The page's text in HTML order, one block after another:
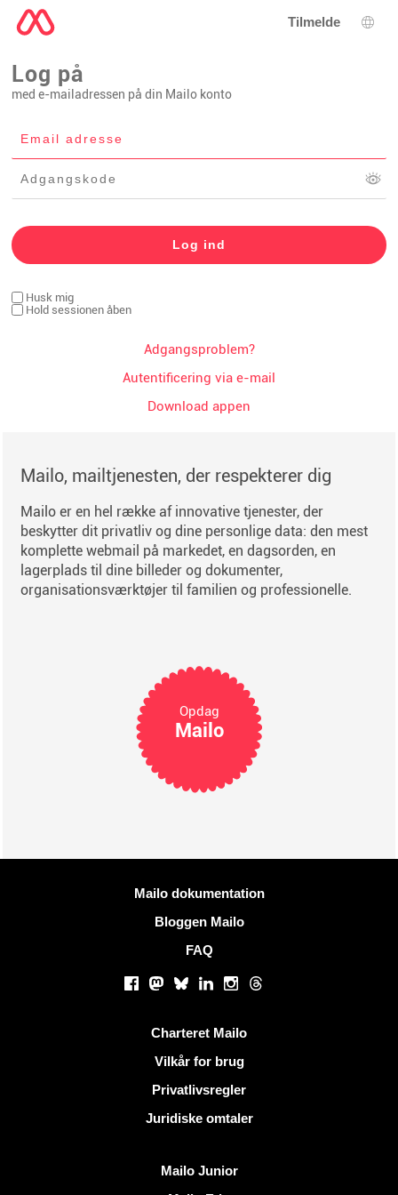
Tilmelde
Log på
med e-mailadressen på din Mailo konto
Husk mig
Hold sessionen åben
Adgangsproblem?
Autentificering via e-mail
Download appen
Mailo, mailtjenesten, der respekterer dig
Mailo er en hel række af innovative tjenester, der
beskytter dit privatliv og dine personlige data: den mest
komplette webmail på markedet, en dagsorden, en
lagerplads til dine billeder og dokumenter,
organisationsværktøjer til familien og professionelle.
Opdag
Mailo
Mailo dokumentation
Bloggen Mailo
FAQ
Facebook
Mastodon
BlueskyLinkedInInstagram
Threads
Charteret Mailo
Vilkår for brug
Privatlivsregler
Juridiske omtaler
Mailo Junior